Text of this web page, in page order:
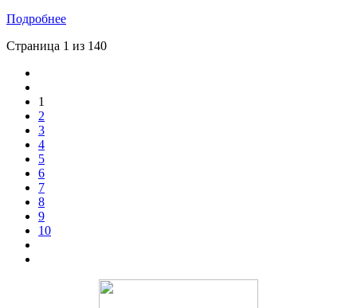
Подробнее
Страница 1 из 140
1
2
3
4
5
6
7
8
9
10